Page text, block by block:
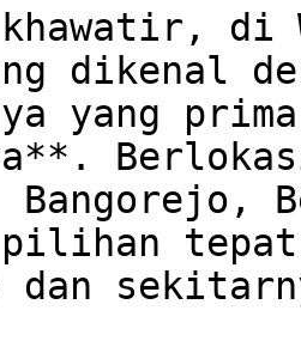
di
dikenal
yang
Bangorejo,
pilihan
dan